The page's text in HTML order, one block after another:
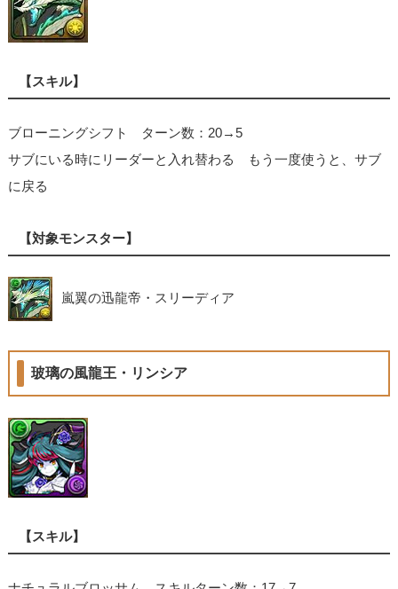
【スキル】
ブローニングシフト ターン数：20→5
サブにいる時にリーダーと入れ替わる もう一度使うと、サブ
に戻る
【対象モンスター】
嵐翼の迅龍帝・スリーディア
玻璃の風龍王・リンシア
【スキル】